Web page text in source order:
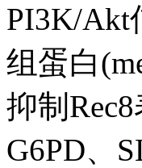
PI3K/Akt
组蛋白
抑制
G6PD、